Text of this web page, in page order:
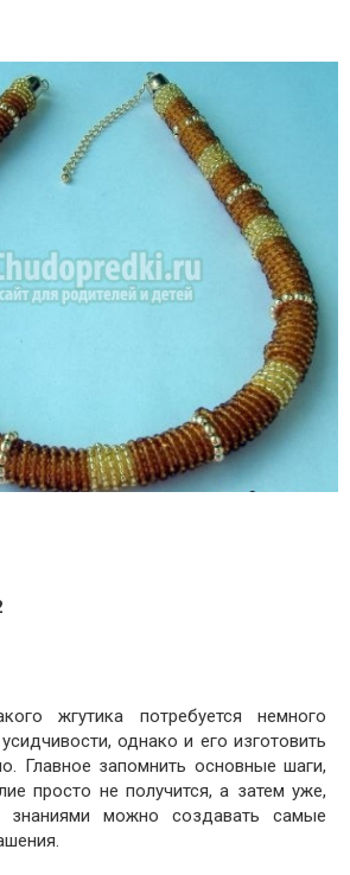
жгутика потребуется немного
однако и его изготовить
Главное запомнить основные шаги,
просто не получится, а затем уже,
знаниями можно создавать самые